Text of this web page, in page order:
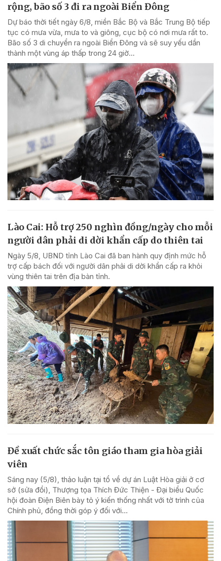
rộng, bão số 3 đi ra ngoài Biển Đông
Dự báo thời tiết ngày 6/8, miền Bắc Bộ và Bắc Trung Bộ tiếp
tục có mưa vừa, mưa to và giông, cục bộ có nơi mưa rất to.
Bão số 3 di chuyển ra ngoài Biển Đông và sẽ suy yếu dần
thành một vùng áp thấp trong 24 giờ...
Lào Cai: Hỗ trợ 250 nghìn đồng/ngày cho mỗi
người dân phải di dời khẩn cấp do thiên tai
Ngày 5/8, UBND tỉnh Lào Cai đã ban hành quy định mức hỗ
trợ cấp bách đối với người dân phải di dời khẩn cấp ra khỏi
vùng thiên tai trên địa bàn tỉnh.
Đề xuất chức sắc tôn giáo tham gia hòa giải
viên
Sáng nay (5/8), thảo luận tại tổ về dự án Luật Hòa giải ở cơ
sở (sửa đổi), Thượng tọa Thích Đức Thiện - Đại biểu Quốc
hội đoàn Điện Biên bày tỏ ý kiến thống nhất với tờ trình của
Chính phủ, đồng thời góp ý đối với...